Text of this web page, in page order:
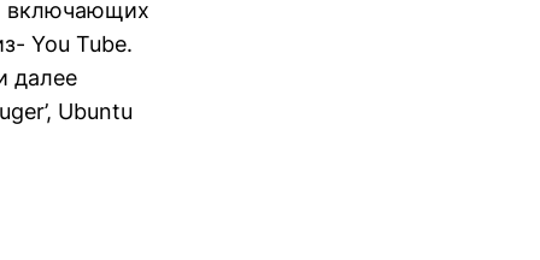
включающих
You Tube.
далее
Ubuntu